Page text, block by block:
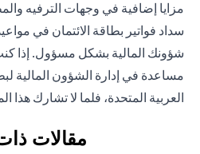
مزايا إضافية في وجهات الترفيه
سداد فواتير بطاقة الائتمان في
شؤونك المالية بشكل مسؤول. إذا
مساعدة في إدارة الشؤون المالية
العربية المتحدة، فلما لا تشارك هذا
مقالات